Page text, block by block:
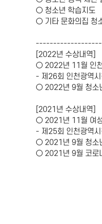
○ 청소년 학습지도
○ 기타 문화의집 청
[2022년 수상내역]
○ 2022년 11월 인
- 제26회 인천광역
○ 2022년 9월 청소
[2021년 수상내역]
○ 2021년 11월 여
- 제25회 인천광역
○ 2021년 9월 청소
○ 2021년 9월 코로